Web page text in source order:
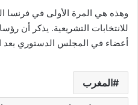
وهذه هي المرة الأولى في فرنسا
للانتخابات التشريعية. يذكر أن
أعضاء في المجلس الدستوري بعد
المغرب